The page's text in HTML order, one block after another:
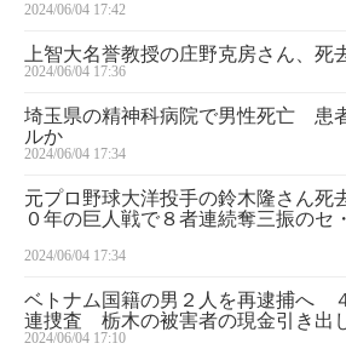
2024/06/04 17:42
上智大名誉教授の庄野克房さん、死
2024/06/04 17:36
埼玉県の精神科病院で男性死亡 患
ルか
2024/06/04 17:34
元プロ野球大洋投手の鈴木隆さん
０年の巨人戦で８者連続奪三振のセ
2024/06/04 17:34
ベトナム国籍の男２人を再逮捕へ
連捜査 栃木の被害者の現金引き出
2024/06/04 17:10